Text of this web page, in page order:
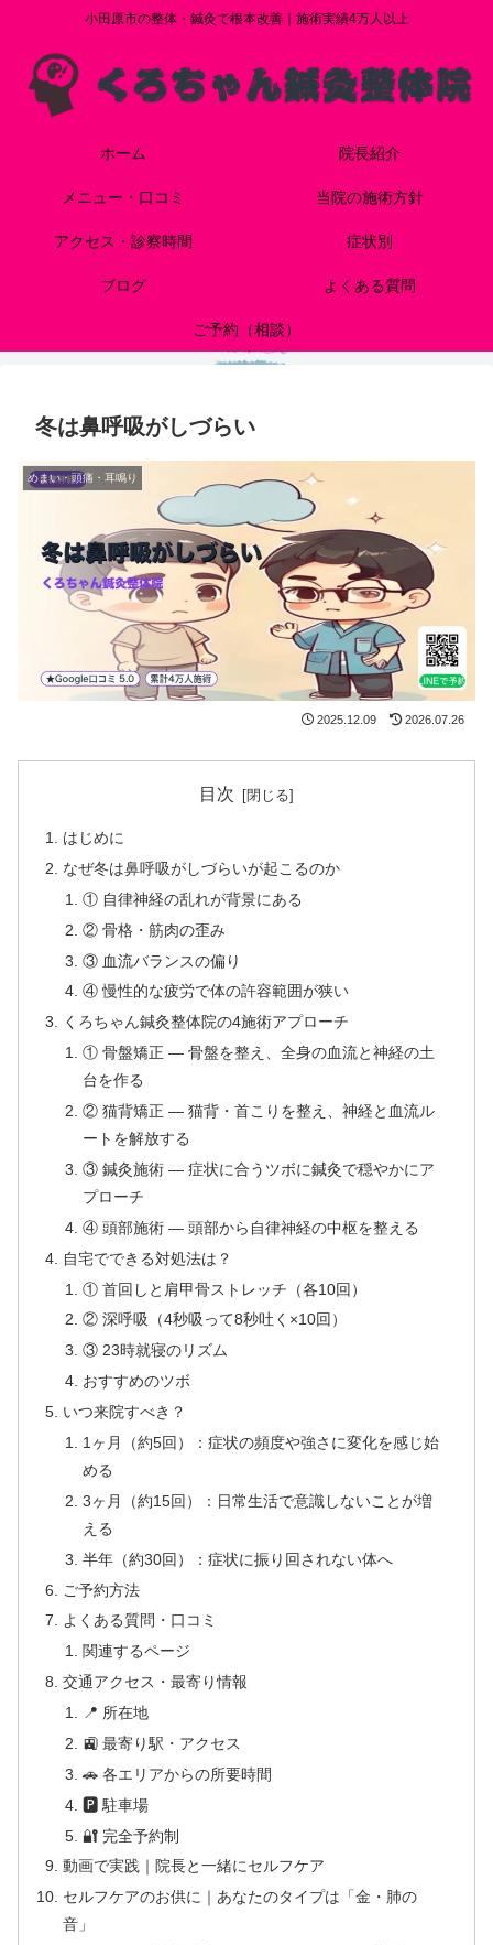
小田原市の整体・鍼灸で根本改善｜施術実績4万人以上
ホーム 院長紹介
メニュー・口コミ 当院の施術方針
アクセス・診察時間 症状別
ブログ よくある質問
ご予約（相談）
冬は鼻呼吸がしづらい
めまい・頭痛・耳鳴り
2025.12.09 2026.07.26
目次
はじめに
なぜ冬は鼻呼吸がしづらいが起こるのか
① 自律神経の乱れが背景にある
② 骨格・筋肉の歪み
③ 血流バランスの偏り
④ 慢性的な疲労で体の許容範囲が狭い
くろちゃん鍼灸整体院の4施術アプローチ
① 骨盤矯正 — 骨盤を整え、全身の血流と神経の土
台を作る
② 猫背矯正 — 猫背・首こりを整え、神経と血流ル
ートを解放する
③ 鍼灸施術 — 症状に合うツボに鍼灸で穏やかにア
プローチ
④ 頭部施術 — 頭部から自律神経の中枢を整える
自宅でできる対処法は？
① 首回しと肩甲骨ストレッチ（各10回）
② 深呼吸（4秒吸って8秒吐く×10回）
③ 23時就寝のリズム
おすすめのツボ
いつ来院すべき？
1ヶ月（約5回）：症状の頻度や強さに変化を感じ始
める
3ヶ月（約15回）：日常生活で意識しないことが増
える
半年（約30回）：症状に振り回されない体へ
ご予約方法
よくある質問・口コミ
関連するページ
交通アクセス・最寄り情報
📍 所在地
🚉 最寄り駅・アクセス
🚗 各エリアからの所要時間
🅿 駐車場
🔐 完全予約制
動画で実践｜院長と一緒にセルフケア
セルフケアのお供に｜あなたのタイプは「金・肺の
音」